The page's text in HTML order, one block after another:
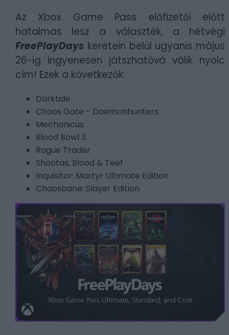
Az Xbox Game Pass előfizetői előtt
hatalmas lesz a választék, a hétvégi
FreePlayDays keretein belül ugyanis május
26-ig ingyenesen játszhatóvá válik nyolc
cím! Ezek a következők:
Darktide
Chaos Gate - Daemonhunters
Mechanicus
Blood Bowl 3
Rogue Trader
Shootas, Blood & Teef
Inquisitor: Martyr Ultimate Edition
Chaosbane: Slayer Edition